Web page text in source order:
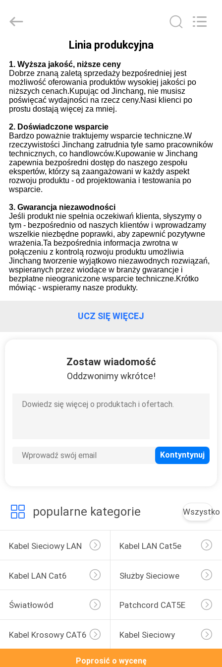
PRODUKTY
FILMY
O
NAS
WYCIECZKA
PO
FABRYCE
KONTROLA
JAKOŚCI
SKONTAKTUJ
SITEMAP
PRYWATNOŚCI
Industry
Linia produkcyjna
1. Wyższa jakość, niższe ceny
Dobrze znaną zaletą sprzedaży bezpośredniej jest
możliwość oferowania produktów wysokiej jakości po
niższych cenach.Kupując od Jinchang, nie musisz
poświęcać wydajności na rzecz ceny.Nasi klienci po
prostu dostają więcej za mniej.
2. Doświadczone wsparcie
Bardzo poważnie traktujemy wsparcie techniczne.W
rzeczywistości Jinchang zatrudnia tyle samo pracowników
technicznych, co handlowców.Kupowanie w Jinchang
zapewnia bezpośredni dostęp do naszego zespołu
ekspertów, którzy są zaangażowani w każdy aspekt
rozwoju produktu - od projektowania i testowania po
wsparcie.
3. Gwarancja niezawodności
Jeśli produkt nie spełnia oczekiwań klienta, słyszymy o
tym - bezpośrednio od naszych klientów i wprowadzamy
wszelkie niezbędne poprawki, aby zapewnić pozytywne
wrażenia.Ta bezpośrednia informacja zwrotna w
połączeniu z kontrolą rozwoju produktu umożliwia
Jinchang tworzenie wyjątkowo niezawodnych rozwiązań,
wspieranych przez wiodące w branży gwarancje i
bezpłatne nieograniczone wsparcie techniczne.Krótko
mówiąc - wspieramy nasze produkty.
UCZ SIĘ WIĘCEJ
Zostaw wiadomość
Oddzwonimy wkrótce!
popularne kategorie Wszystko
Kabel Sieciowy LAN Kabel LAN Cat5e
Kabel LAN Cat6 Służby Sieciowe
Światłowód Patchcord CAT5E
Kabel Krosowy CAT6 Kabel Sieciowy
Poprosić o wycenę